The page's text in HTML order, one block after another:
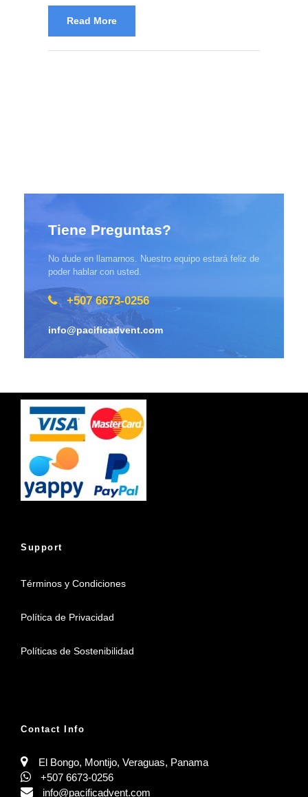
Read More
Tiene Preguntas?
No dude en llamarnos. Nuestro equipo estará feliz de
poder hablar con usted.
+507 6673-0256
info@pacificadvent.com
Support
Términos y Condiciones
Política de Privacidad
Políticas de Sostenibilidad
Contact Info
El Bongo, Montijo, Veraguas, Panama
+507 6673-0256
info@pacificadvent.com